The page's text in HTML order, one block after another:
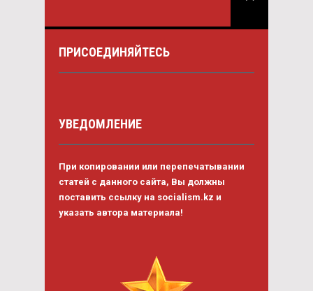
ПРИСОЕДИНЯЙТЕСЬ
УВЕДОМЛЕНИЕ
При копировании или перепечатывании
статей с данного сайта, Вы должны
поставить ссылку на socialism.kz и
указать автора материала!